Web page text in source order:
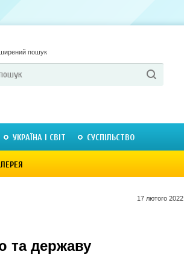
пошук
УКРАЇНА І СВІТ СУСПІЛЬСТВО
17 лютого 2022
та державу